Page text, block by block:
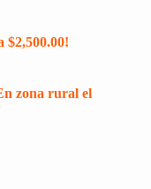
$2,500.00!
zona rural el